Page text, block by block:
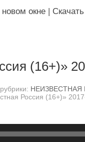
окне | Скачать
(16+)»
Россия (16+)»